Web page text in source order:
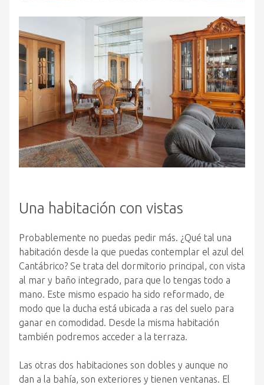
Una habitación con vistas
Probablemente no puedas pedir más. ¿Qué tal una
habitación desde la que puedas contemplar el azul del
Cantábrico? Se trata del dormitorio principal, con vista
al mar y baño integrado, para que lo tengas todo a
mano. Este mismo espacio ha sido reformado, de
modo que la ducha está ubicada a ras del suelo para
ganar en comodidad. Desde la misma habitación
también podremos acceder a la terraza.
Las otras dos habitaciones son dobles y aunque no
dan a la bahía, son exteriores y tienen ventanas. El